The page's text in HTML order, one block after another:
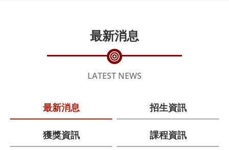
最新消息
LATEST NEWS
最新消息 招生資訊
獲獎資訊 課程資訊